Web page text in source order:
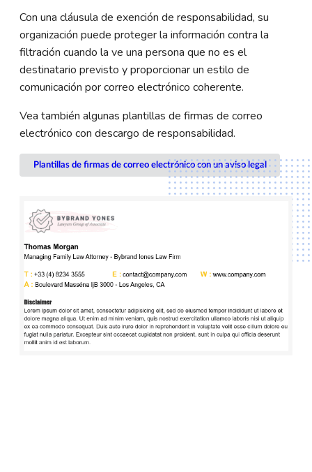
Con una cláusula de exención de responsabilidad, su
organización puede proteger la información contra la
filtración cuando la ve una persona que no es el
destinatario previsto y proporcionar un estilo de
comunicación por correo electrónico coherente.
Vea también algunas plantillas de firmas de correo
electrónico con descargo de responsabilidad.
Plantillas de firmas de correo electrónico con un aviso legal